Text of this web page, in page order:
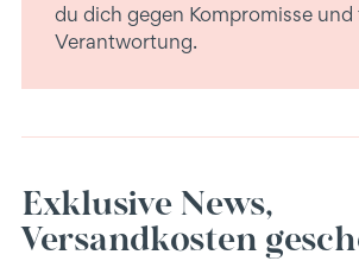
du dich gegen Kompromisse und
Verantwortung.
Exklusive News,
Versandkosten